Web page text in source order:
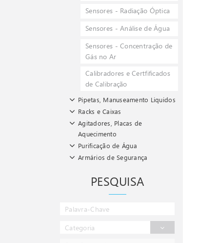
Sensores - Radiação Óptica
Sensores - Análise de Água
Sensores - Concentração de
Gás no Ar
Calibradores e Certfificados
de Calibração
Pipetas, Manuseamento Liquidos
Racks e Caixas
Agitadores, Placas de
Aquecimento
Purificação de Água
Armários de Segurança
PESQUISA
Categoria